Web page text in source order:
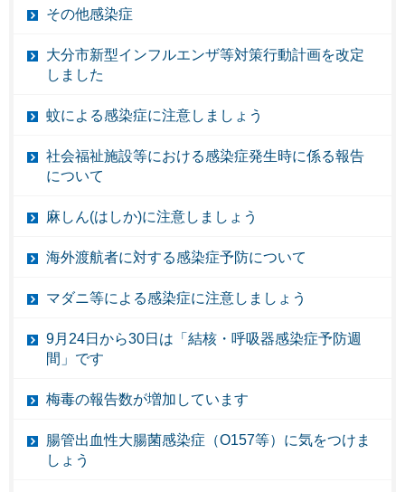
その他感染症
大分市新型インフルエンザ等対策行動計画を改定
しました
蚊による感染症に注意しましょう
社会福祉施設等における感染症発生時に係る報告
について
麻しん(はしか)に注意しましょう
海外渡航者に対する感染症予防について
マダニ等による感染症に注意しましょう
9月24日から30日は「結核・呼吸器感染症予防週
間」です
梅毒の報告数が増加しています
腸管出血性大腸菌感染症（O157等）に気をつけま
しょう